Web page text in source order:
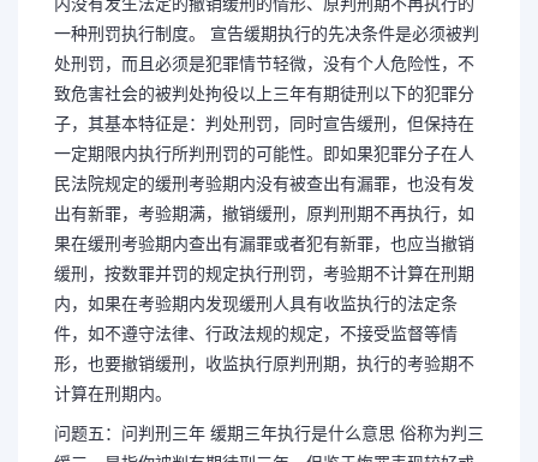
一种刑罚执行制度。 宣告缓期执行的先决条件是必须被判
处刑罚，而且必须是犯罪情节轻微，没有个人危险性，不
致危害社会的被判处拘役以上三年有期徒刑以下的犯罪分
子，其基本特征是：判处刑罚，同时宣告缓刑，但保持在
一定期限内执行所判刑罚的可能性。即如果犯罪分子在人
民法院规定的缓刑考验期内没有被查出有漏罪，也没有发
出有新罪，考验期满，撤销缓刑，原判刑期不再执行，如
果在缓刑考验期内查出有漏罪或者犯有新罪，也应当撤销
缓刑，按数罪并罚的规定执行刑罚，考验期不计算在刑期
内，如果在考验期内发现缓刑人具有收监执行的法定条
件，如不遵守法律、行政法规的规定，不接受监督等情
形，也要撤销缓刑，收监执行原判刑期，执行的考验期不
计算在刑期内。
问题五：问判刑三年 缓期三年执行是什么意思 俗称为判三